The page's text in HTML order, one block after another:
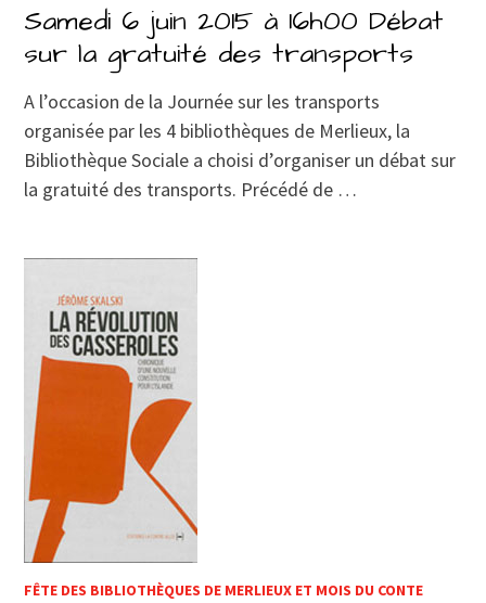
Samedi 6 juin 2015 à 16h00 Débat
sur la gratuité des transports
A l’occasion de la Journée sur les transports
organisée par les 4 bibliothèques de Merlieux, la
Bibliothèque Sociale a choisi d’organiser un débat sur
la gratuité des transports. Précédé de …
FÊTE DES BIBLIOTHÈQUES DE MERLIEUX ET MOIS DU CONTE